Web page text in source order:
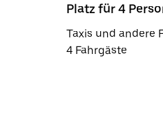
Platz für 4
Taxis und andere
4 Fahrgäste